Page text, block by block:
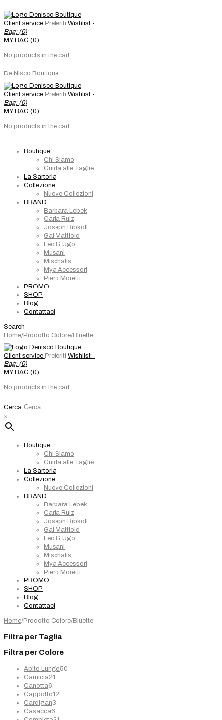
Client service Preferiti Wishlist -
Bag: (0)
MY BAG (0)
No products in the cart.
De Nisco Boutique
Client service Preferiti Wishlist -
Bag: (0)
MY BAG (0)
No products in the cart.
Boutique
Chi Siamo
Guida alle Taglie
La Sartoria
Collezione
Nuove Collezioni
BRAND
Barbara Lebek
Carla Ruiz
Joseph Ribkoff
Gai Mattiolo
Leo & Ugo
Musani
Mischalis
Mya Accessori
Piero Moretti
PROMO
SHOP
Blog
Contattaci
Search
Home/Prodotto Colore/Bluette
Client service Preferiti Wishlist -
Bag: (0)
MY BAG (0)
No products in the cart.
Cerca
×
Boutique
Chi Siamo
Guida alle Taglie
La Sartoria
Collezione
Nuove Collezioni
BRAND
Barbara Lebek
Carla Ruiz
Joseph Ribkoff
Gai Mattiolo
Leo & Ugo
Musani
Mischalis
Mya Accessori
Piero Moretti
PROMO
SHOP
Blog
Contattaci
Home/Prodotto Colore/Bluette
Filtra per Taglia
Filtra per Colore
Abito Lungo50
Camicia21
Canotta6
prodotti
Cappotto12
Cardigan3
Casacca6